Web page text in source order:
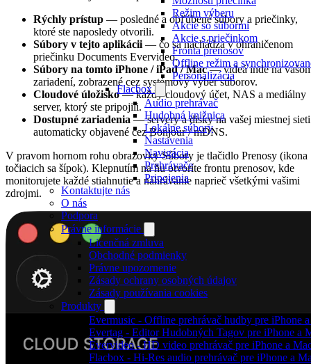
Režim výberu
Akcie so súbormi
Akcie s priečinkom
Fronta prenosov
Offline režim a
Personalizácia
Flacbox
Audio prehrávač
Hudobná knižnica
Lokálne súbory
Nastavenia
Navigácia
Prehrávače
Pripojenia
Kontaktujte nás
O nás
Podpora
Právne informácie
Licenčná zmluva
Obchodné podmienky
Právne upozornenie
Zásady ochrany osobných údajov
Zásady používania cookies
Produkty
Evermusic - Offline prehrávač hudby pre iPhone
Evertag - Editor Hudobných Tagov pre iPhone a
Evervideo - HD video prehrávač pre iPhone a
Flacbox - Hi-Res audio prehrávač pre iPhone a
Rýchly prístup — posledné a obľúbené súbory a priečinky,
ktoré ste naposledy otvorili.
Súbory v tejto aplikácii — čo sa nachádza v ohraničenom
priečinku Documents Evervideo.
Súbory na tomto iPhone / iPad / Mac— videá inde na
zariadení, zobrazené cez systémový výber súborov.
Cloudové úložisko— každý cloudový účet, NAS a mediálny
server, ktorý ste pripojili.
Dostupné zariadenia — servery a disky na vašej miestnej sieti
automaticky objavené cez Bonjour / mDNS.
V pravom hornom rohu obrazovky Súbory je tlačidlo Prenosy (ikona
točiacich sa šípok). Klepnutím na ňu otvoríte frontu prenosov, kde
monitorujete každé stiahnutie a nahrávanie naprieč všetkými vašimi
zdrojmi.